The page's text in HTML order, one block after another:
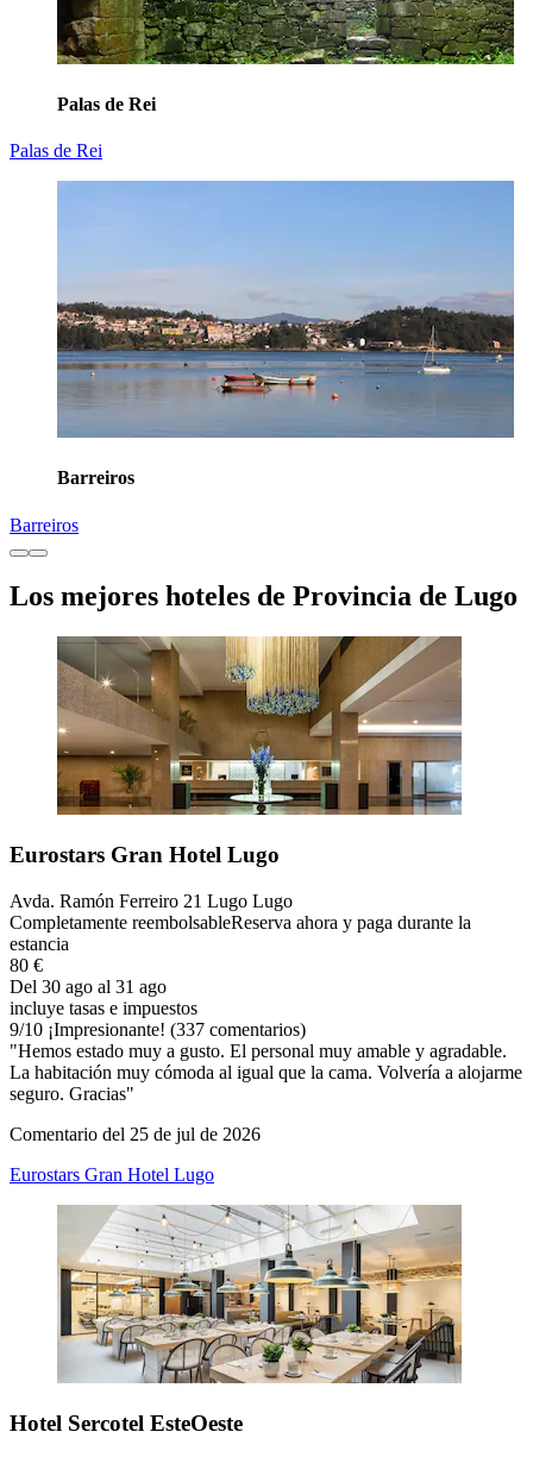
Palas de Rei
Palas de Rei
Barreiros
Barreiros
Los mejores hoteles de Provincia de Lugo
Eurostars Gran Hotel Lugo
Avda. Ramón Ferreiro 21 Lugo Lugo
Completamente reembolsableReserva ahora y paga durante la
estancia
80 €
Del 30 ago al 31 ago
incluye tasas e impuestos
9/10 ¡Impresionante! (337 comentarios)
"Hemos estado muy a gusto. El personal muy amable y agradable.
La habitación muy cómoda al igual que la cama. Volvería a alojarme
seguro. Gracias"
Comentario del 25 de jul de 2026
Eurostars Gran Hotel Lugo
Hotel Sercotel EsteOeste